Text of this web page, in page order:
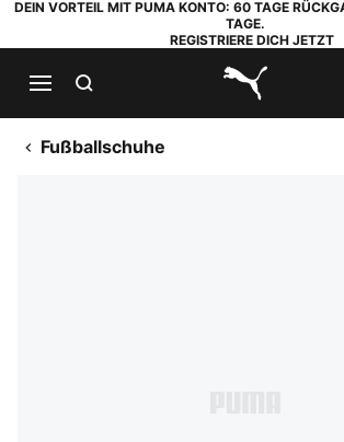
DEIN VORTEIL MIT PUMA KONTO: 60 TAGE
TAGE.
REGISTRIERE DICH JETZT
PUMA.com
Fußballschuhe